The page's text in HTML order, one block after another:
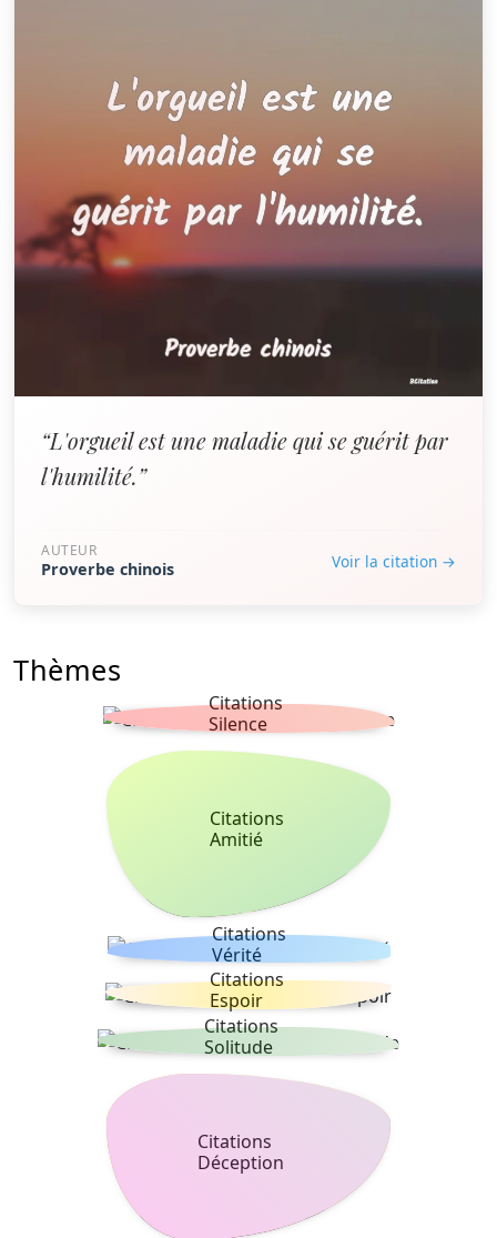
“L'orgueil est une maladie qui se guérit par
l'humilité.”
AUTEUR
Proverbe chinois Voir la citation →
Thèmes
Citations
Silence
Citations
Amitié
Citations
Vérité
Citations
Espoir
Citations
Solitude
Citations
Déception